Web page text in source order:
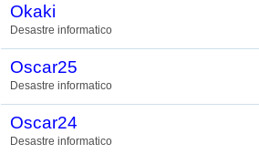
Okaki
Desastre informatico
Oscar25
Desastre informatico
Oscar24
Desastre informatico